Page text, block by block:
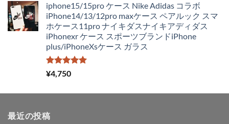
価
格
は
¥4,250
で
し
の
価
格
は
¥2,980
iphone15/15pro ケース Nike Adidas コラボ
iPhone14/13/12pro maxケース ペアルック スマ
ホケース11pro ナイキダスナイキアディダス
iPhonexr ケース スポーツブランドiPhone
plus/iPhoneXsケース ガラス
5段階中
5.00
¥4,750
最近の投稿